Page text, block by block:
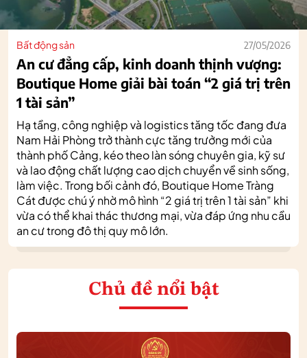
Bất động sản 27/05/2026
An cư đẳng cấp, kinh doanh thịnh vượng:
Boutique Home giải bài toán “2 giá trị trên
1 tài sản”
Hạ tầng, công nghiệp và logistics tăng tốc đang đưa
Nam Hải Phòng trở thành cực tăng trưởng mới của
thành phố Cảng, kéo theo làn sóng chuyên gia, kỹ sư
và lao động chất lượng cao dịch chuyển về sinh sống,
làm việc. Trong bối cảnh đó, Boutique Home Tràng
Cát được chú ý nhờ mô hình “2 giá trị trên 1 tài sản” khi
vừa có thể khai thác thương mại, vừa đáp ứng nhu cầu
an cư trong đô thị quy mô lớn.
Chủ đề nổi bật